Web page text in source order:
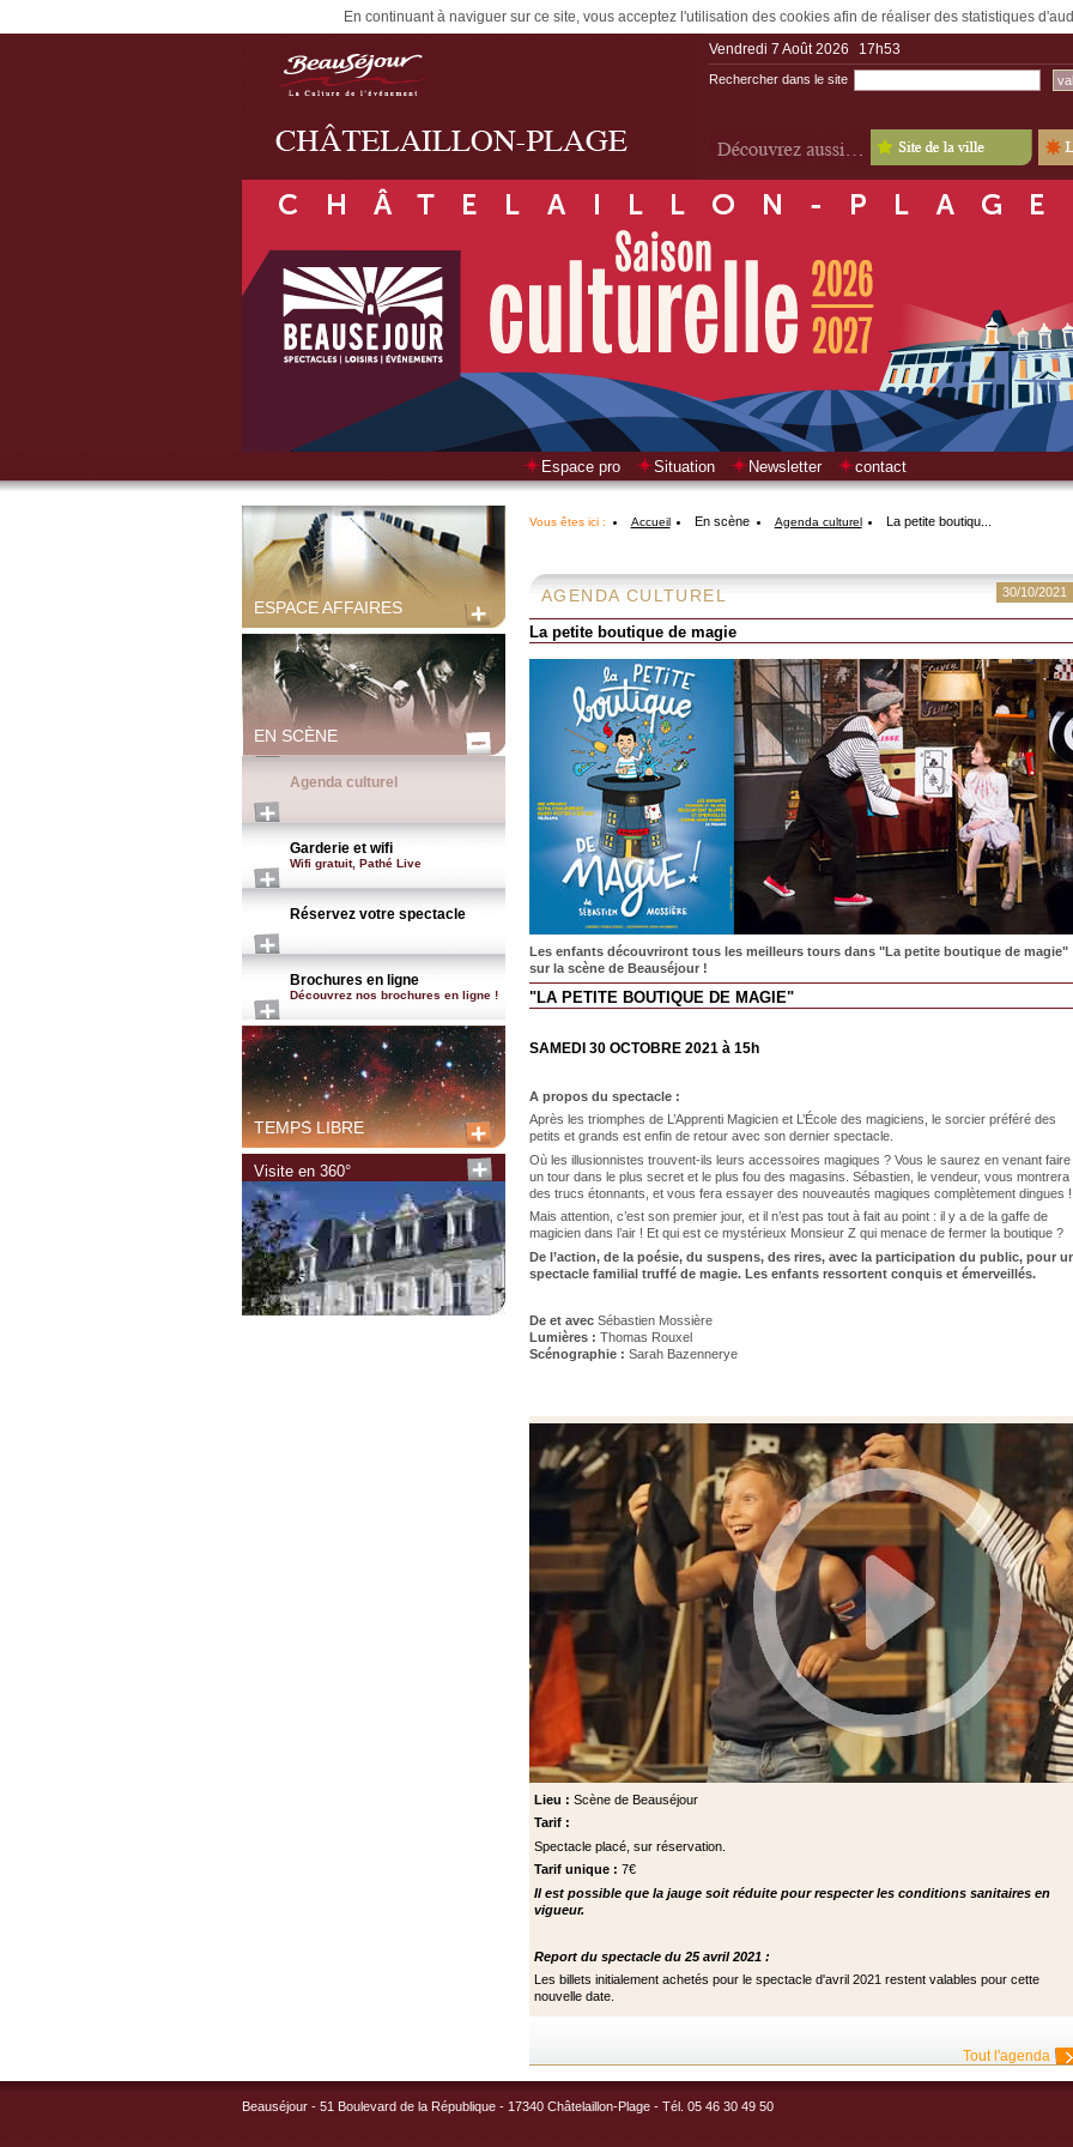
En continuant à naviguer sur ce site, vous acceptez l'utilisation des cookies afin de réaliser des statistiques
Vendredi 7 Août 2026
17h53
Rechercher dans le site
Espace pro Situation Newsletter contact
ESPACE AFFAIRES
EN SCÈNE
Agenda culturel
Garderie et wifi
Wifi gratuit, Pathé Live
Réservez votre spectacle
Brochures en ligne
Découvrez nos brochures en ligne !
TEMPS LIBRE
Visite en 360°
Vous êtes ici : Accueil En scène Agenda culturel La petite boutiqu...
AGENDA CULTUREL 30/10/2021
La petite boutique de magie
Les enfants découvriront tous les meilleurs tours dans "La petite boutique de magie"
sur la scène de Beauséjour !
"LA PETITE BOUTIQUE DE MAGIE"
SAMEDI 30 OCTOBRE 2021 à 15h
A propos du spectacle :
Après les triomphes de L’Apprenti Magicien et L’École des magiciens, le sorcier préféré des
petits et grands est enfin de retour avec son dernier spectacle.
Où les illusionnistes trouvent-ils leurs accessoires magiques ? Vous le saurez en venant faire
un tour dans le plus secret et le plus fou des magasins. Sébastien, le vendeur, vous montrera
des trucs étonnants, et vous fera essayer des nouveautés magiques complètement dingues
Mais attention, c’est son premier jour, et il n’est pas tout à fait au point : il y a de la gaffe de
magicien dans l’air ! Et qui est ce mystérieux Monsieur Z qui menace de fermer la boutique ?
De l’action, de la poésie, du suspens, des rires, avec la participation du public, pour
spectacle familial truffé de magie. Les enfants ressortent conquis et émerveillés.
De et avec Sébastien Mossière
Lumières : Thomas Rouxel
Scénographie : Sarah Bazennerye
Lieu : Scène de Beauséjour
Tarif :
Spectacle placé, sur réservation.
Tarif unique : 7€
Il est possible que la jauge soit réduite pour respecter les conditions sanitaires en
vigueur.
Report du spectacle du 25 avril 2021 :
Les billets initialement achetés pour le spectacle d'avril 2021 restent valables pour cette
nouvelle date.
Tout l'agenda
Beauséjour - 51 Boulevard de la République - 17340 Châtelaillon-Plage - Tél. 05 46 30 49 50